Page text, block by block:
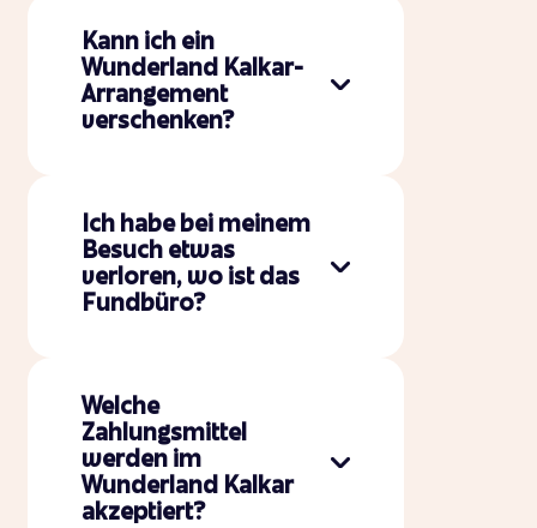
Kann ich ein
Wunderland Kalkar-
Arrangement
verschenken?
Ich habe bei meinem
Besuch etwas
verloren, wo ist das
Fundbüro?
Welche
Zahlungsmittel
werden im
Wunderland Kalkar
akzeptiert?